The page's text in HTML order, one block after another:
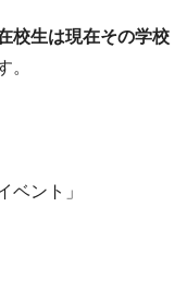
校生は現在その学校
。
ベント」